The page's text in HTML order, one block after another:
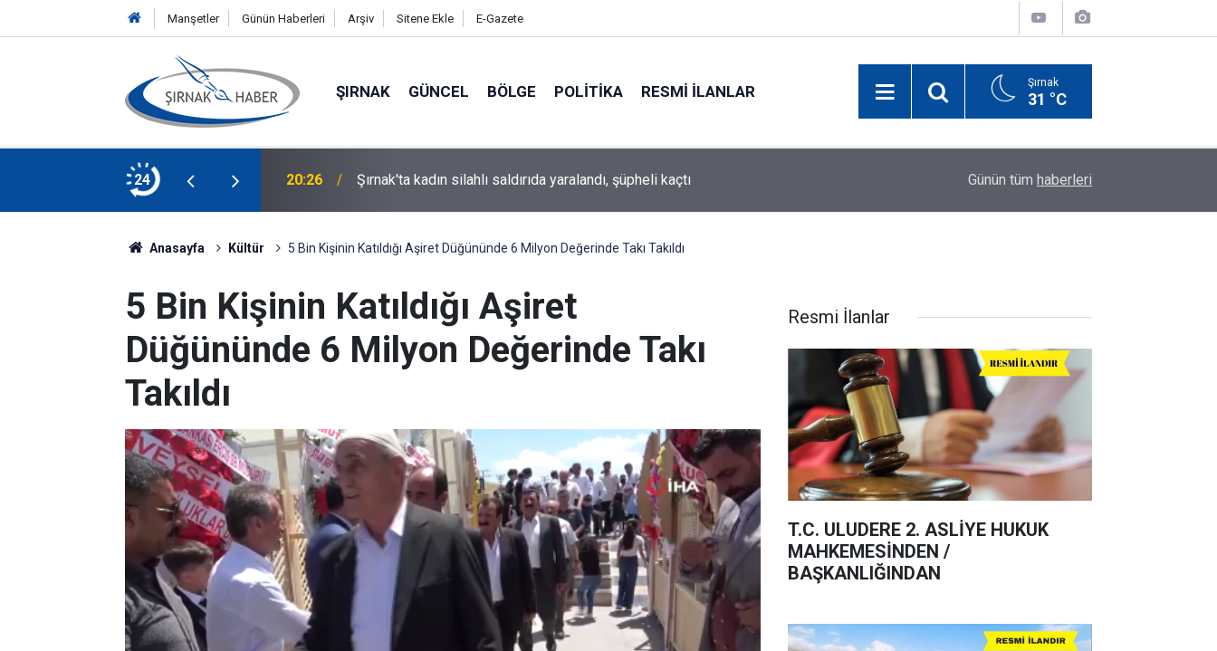
Manşetler Günün Haberleri Arşiv Sitene Ekle E-Gazete
ŞIRNAK GÜNCEL BÖLGE POLITIKA RESMI İLANLAR Şırnak
31 °C
24 20:26 Şırnak'ta kadın silahlı saldırıda yaralandı, şüpheli kaçtı Sulama kanalına giren 22 yaşındaki genç
Günün tüm haberleri
Anasayfa Kültür 5 Bin Kişinin Katıldığı Aşiret Düğününde 6 Milyon Değerinde Takı Takıldı
5 Bin Kişinin Katıldığı Aşiret
Düğününde 6 Milyon Değerinde Takı
Takıldı
Resmi İlanlar
T.C. ULUDERE 2. ASLİYE HUKUK
MAHKEMESİNDEN /
BAŞKANLIĞINDAN